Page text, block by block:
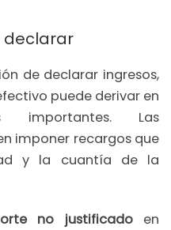
declarar
de declarar ingresos,
puede derivar en
importantes. Las
imponer recargos que
y la cuantía de la
no justificadoen